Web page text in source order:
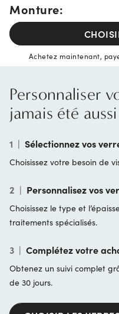
Monture:
Achetez maintenant,
Personnaliser
jamais été
1 | Sélectionnez vos
Choisissez votre besoin de
2 | Personnalisez vos
Choisissez le type et
traitements spécialisés.
3 | Complétez votre
Obtenez un suivi complet
de 30 jours.